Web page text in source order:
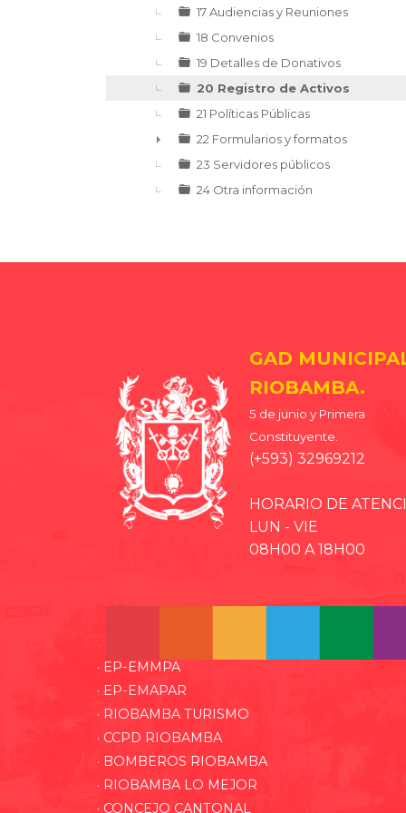
17 Audiencias y Reuniones
18 Convenios
19 Detalles de Donativos
20 Registro de Activos
21 Políticas Públicas
►
22 Formularios y formatos
23 Servidores públicos
24 Otra información
GAD
RIOBAMBA.
5 de junio y Primera
Constituyente.
(+593) 32969212
HORARIO DE
LUN - VIE
08H00 A 18H00
· EP-EMMPA
· EP-EMAPAR
· RIOBAMBA TURISMO
· CCPD RIOBAMBA
· BOMBEROS RIOBAMBA
· RIOBAMBA LO MEJOR
· CONCEJO CANTONAL